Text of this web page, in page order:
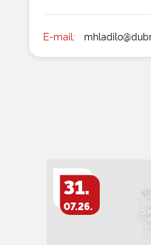
E-mail:
31.
07.26.